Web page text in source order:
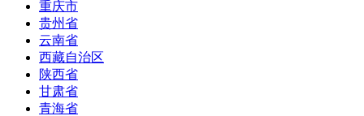
重庆市
贵州省
云南省
西藏自治区
陕西省
甘肃省
青海省